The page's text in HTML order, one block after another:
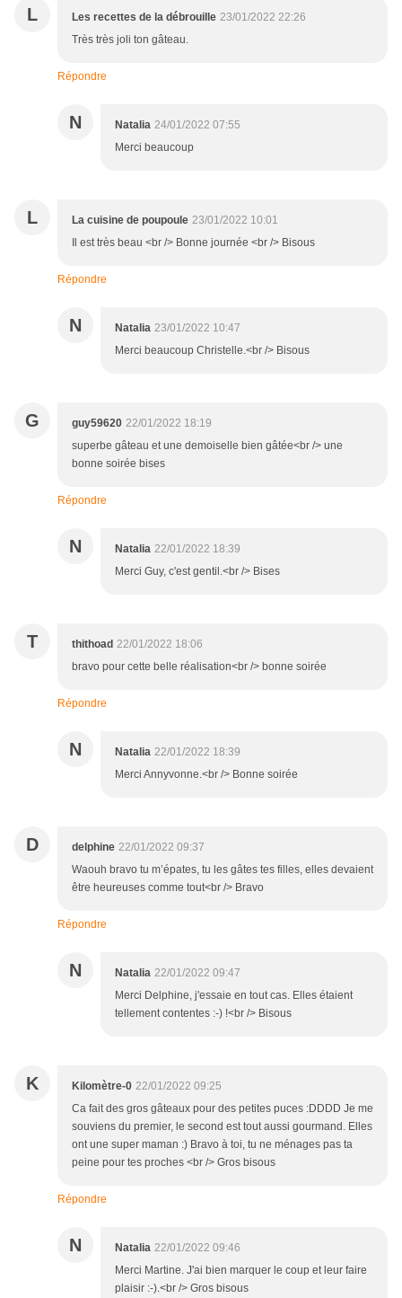
L Les recettes de la débrouille 23/01/2022 22:26
Très très joli ton gâteau.
Répondre
N Natalia 24/01/2022 07:55
Merci beaucoup
L La cuisine de poupoule 23/01/2022 10:01
Il est très beau <br /> Bonne journée <br /> Bisous
Répondre
N Natalia 23/01/2022 10:47
Merci beaucoup Christelle.<br /> Bisous
G guy59620 22/01/2022 18:19
superbe gâteau et une demoiselle bien gâtée<br /> une
bonne soirée bises
Répondre
N Natalia 22/01/2022 18:39
Merci Guy, c'est gentil.<br /> Bises
T thithoad 22/01/2022 18:06
bravo pour cette belle réalisation<br /> bonne soirée
Répondre
N Natalia 22/01/2022 18:39
Merci Annyvonne.<br /> Bonne soirée
D delphine 22/01/2022 09:37
Waouh bravo tu m’épates, tu les gâtes tes filles, elles devaient
être heureuses comme tout<br /> Bravo
Répondre
N Natalia 22/01/2022 09:47
Merci Delphine, j'essaie en tout cas. Elles étaient
tellement contentes :-) !<br /> Bisous
K Kilomètre-0 22/01/2022 09:25
Ca fait des gros gâteaux pour des petites puces :DDDD Je me
souviens du premier, le second est tout aussi gourmand. Elles
ont une super maman :) Bravo à toi, tu ne ménages pas ta
peine pour tes proches <br /> Gros bisous
Répondre
N Natalia 22/01/2022 09:46
Merci Martine. J'ai bien marquer le coup et leur faire
plaisir :-).<br /> Gros bisous